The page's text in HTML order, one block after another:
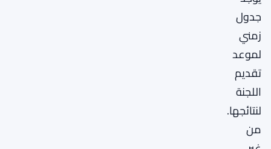
جدول
زمني
لموعد
تقديم
اللجنة
لنتائجها.
من